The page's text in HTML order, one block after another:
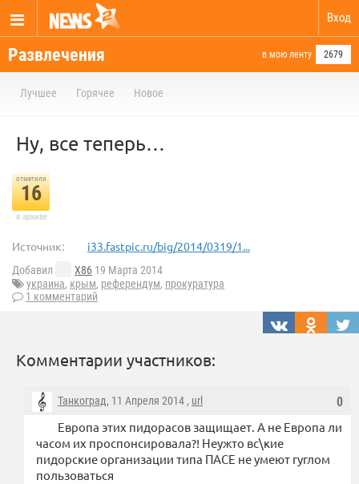
Вход
Развлечения в мою ленту 2679
Лучшее Горячее Новое
Ну, все теперь…
отметили
16
в архиве
Источник: i33.fastpic.ru/big/2014/0319/1...
Добавил X86 19 Марта 2014
украина, крым, референдум, прокуратура
1 комментарий
Комментарии участников:
0
Танкоград, 11 Апреля 2014 , url
Европа этих пидорасов защищает. А не Европа ли
часом их проспонсировала?! Неужто вс\кие
пидорские организации типа ПАСЕ не умеют гуглом
пользоваться